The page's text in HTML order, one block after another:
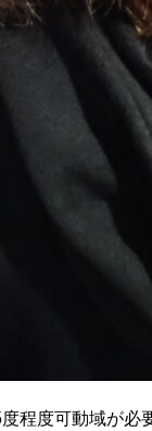
程度可動域が必